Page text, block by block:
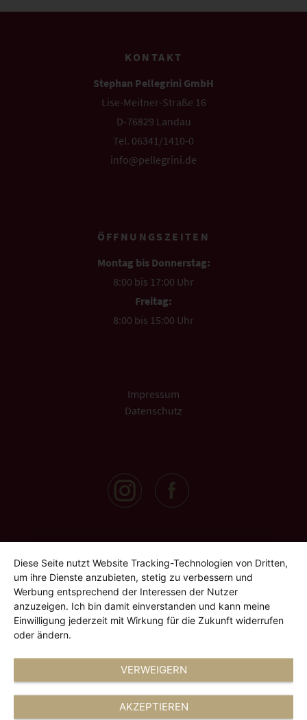
KONTAKT
Stephan Pellegrini GmbH
Lise-Meitner-Straße 16
D-76829 Landau
Tel. 06341/1410-0
info@pellegrini.de
ÖFFNUNGSZEITEN
Montag bis Donnerstag:
8:00 bis 17:00 Uhr
Freitag:
8:00 bis 15:00 Uhr
Impressum
Datenschutz
Diese Seite nutzt Website Tracking-Technologien von Dritten,
um ihre Dienste anzubieten, stetig zu verbessern und
Werbung entsprechend der Interessen der Nutzer
anzuzeigen. Ich bin damit einverstanden und kann meine
Einwilligung jederzeit mit Wirkung für die Zukunft widerrufen
oder ändern.
VERWEIGERN
AKZEPTIEREN